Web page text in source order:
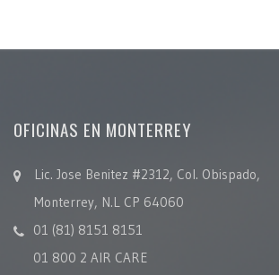
OFICINAS EN MONTERREY
Lic. Jose Benitez #2312, Col. Obispado,
Monterrey, N.L CP 64060
01 (81) 8151 8151
01 800 2 AIR CARE